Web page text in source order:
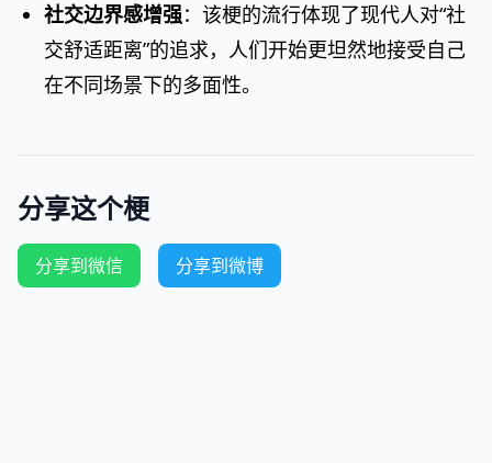
社交边界感增强：该梗的流行体现了现代人对“社
交舒适距离”的追求，人们开始更坦然地接受自己
在不同场景下的多面性。
分享这个梗
分享到微信 分享到微博